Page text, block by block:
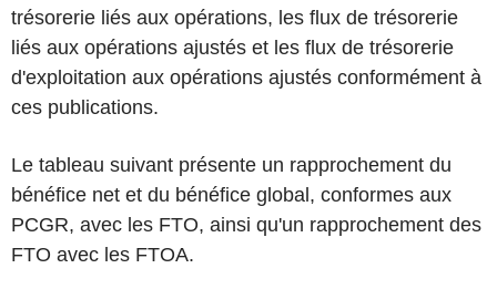
trésorerie liés aux opérations, les flux de trésorerie
liés aux opérations ajustés et les flux de trésorerie
d'exploitation aux opérations ajustés conformément à
ces publications.
Le tableau suivant présente un rapprochement du
bénéfice net et du bénéfice global, conformes aux
PCGR, avec les FTO, ainsi qu'un rapprochement des
FTO avec les FTOA.